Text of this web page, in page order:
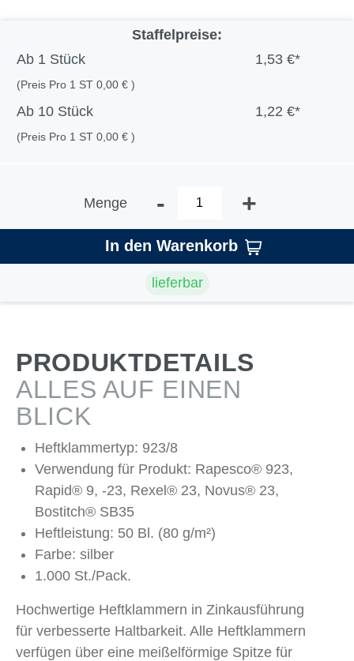
Staffelpreise:
Ab 1 Stück 1,53 €*
(Preis Pro 1 ST 0,00 € )
Ab 10 Stück 1,22 €*
(Preis Pro 1 ST 0,00 € )
Menge - +
In den Warenkorb
lieferbar
PRODUKTDETAILS
ALLES AUF EINEN
BLICK
Heftklammertyp: 923/8
Verwendung für Produkt: Rapesco® 923,
Rapid® 9, -23, Rexel® 23, Novus® 23,
Bostitch® SB35
Heftleistung: 50 Bl. (80 g/m²)
Farbe: silber
1.000 St./Pack.
Hochwertige Heftklammern in Zinkausführung
für verbesserte Haltbarkeit. Alle Heftklammern
verfügen über eine meißelförmige Spitze für